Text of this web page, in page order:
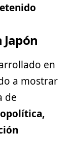
en
a mostrar
de